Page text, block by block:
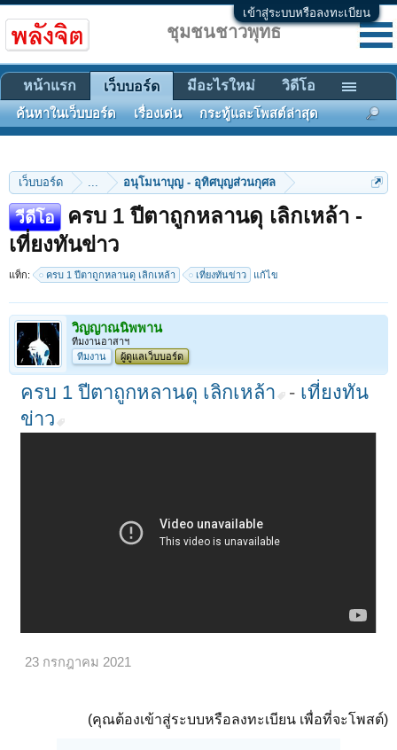
เข้าสู่ระบบหรือลงทะเบียน
เว็บบอร์ด ... อนุโมนาบุญ - อุทิศบุญส่วนกุศล
วีดีโอ
ครบ 1 ปีตาถูกหลานดุ เลิกเหล้า -
เที่ยงทันข่าว
แท็ก: ครบ 1 ปีตาถูกหลานดุ เลิกเหล้า เที่ยงทันข่าว แก้ไข
วิญญาณนิพพาน
ทีมงานอาสาฯ
ทีมงาน
ผู้ดูแลเว็บบอร์ด
ครบ 1 ปีตาถูกหลานดุ เลิกเหล้า - เที่ยงทัน
ข่าว
23 กรกฎาคม 2021
(คุณต้องเข้าสู่ระบบหรือลงทะเบียน เพื่อที่จะโพสต์)
ชุมชนชาวพุทธ
หน้าแรก เว็บบอร์ด
ค้นหาในเว็บบอร์ด เรื่องเด่น กระทู้และโพสต์ล่าสุด
มีอะไรใหม่ วิดีโอ